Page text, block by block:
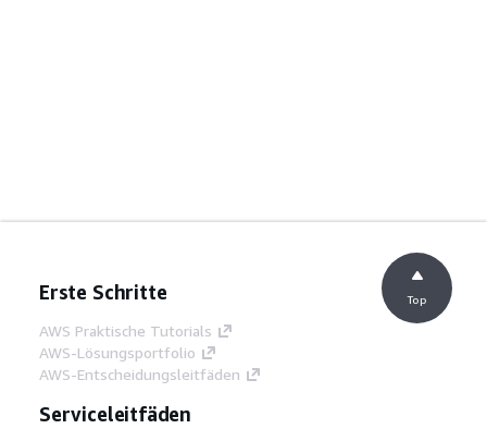
Erste Schritte
AWS Praktische Tutorials
AWS-Lösungsportfolio
AWS-Entscheidungsleitfäden
Serviceleitfäden
Top